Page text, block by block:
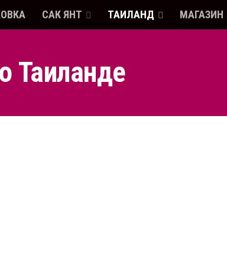
САК ЯНТ ТАИЛАНД МАГАЗИН
Таиланде